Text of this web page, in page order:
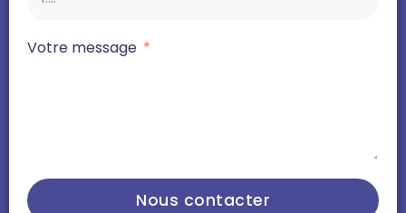
Votre message
Nous contacter